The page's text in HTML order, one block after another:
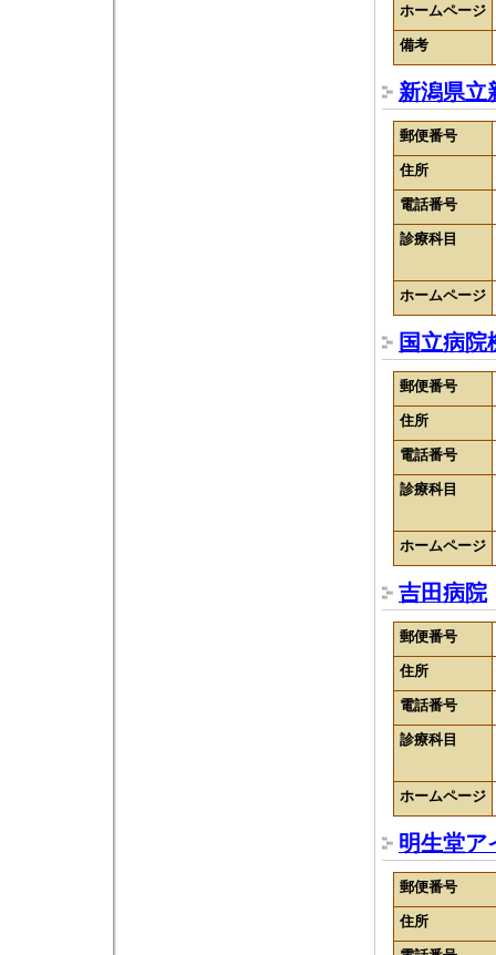
ホームページ
備考
新潟県立
郵便番号
住所
電話番号
診療科目
ホームページ
国立病院
郵便番号
住所
電話番号
診療科目
ホームページ
吉田病院
郵便番号
住所
電話番号
診療科目
ホームページ
明生堂ア
郵便番号
住所